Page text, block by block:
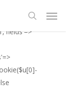
&&
search